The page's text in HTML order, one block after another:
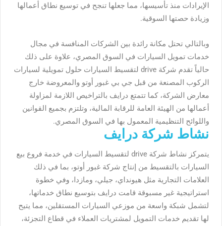
الإيرادات منذ تأسيسها، مما جعلها تنجح في توسيع نطاق أعمالها
وزيادة حصتها السوقية.
وبالتالي تحتل مكانة رائدة بين الشركات المنافسة في مجال
خدمات تمويل السيارات في السوق المصري، علاوة على ذلك
حالياً تقدم شركة drive لتقسيط السيارات
حلول تمويلية لسيارات
الركوب المصنعة من قبل جي بي غبور أوتو والمعروضة خارج
معارض الشركة، كما تتمتع درايف بالتراخيص اللازمة لمزاولة
أعمالها من الهيئة العامة للرقابة المالية، وتلتزم بجميع القوانين
واللوائح التنظيمية المعمول بها في السوق المصري.
نشاط شركة درايف
يتمركز نشاط شركة drive لتقسيط السيارات
في خدمة فروع بيع
السيارات بالتقسيط من إنتاج شركة غبور أوتو، بما في ذلك
العلامات التجارية مثل هيونداي، جيلي، ومازدا، وفي خطوة
استراتيجية غير مسبوقة قامت درايف بتوسيع نطاق خدماتها،
لتشمل شبكة واسعة من موزعي السيارات المستقلين، مما يتيح
لها تقديم خدمات التمويل لمشتريات العملاء في قطاع التجزئة،